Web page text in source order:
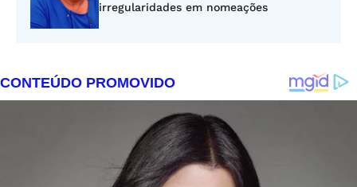
irregularidades em nomeações